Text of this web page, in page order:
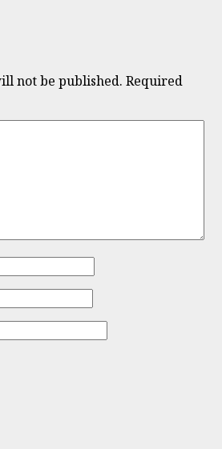
not be published. Required